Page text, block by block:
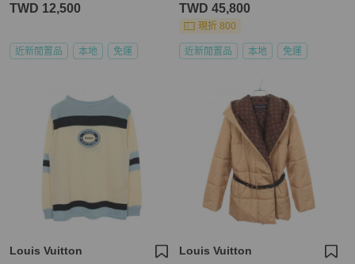
TWD 12,500
近新閒置品 本地 免運
TWD 45,800
現折 800
近新閒置品 本地 免運
Louis Vuitton Louis Vuitton